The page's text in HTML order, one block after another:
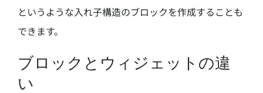
というような入れ子構造のブロックを作成することも
できます。
ブロックとウィジェットの違
い